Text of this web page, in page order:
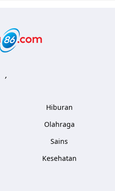
,
Hiburan
Olahraga
Sains
Kesehatan